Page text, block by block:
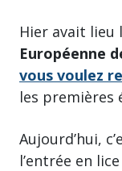
Hier avait lieu
Européenne
vous voulez
les premières
Aujourd’hui,
l’entrée en